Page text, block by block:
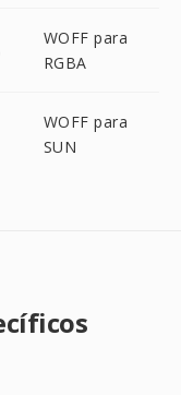
WOFF para
RGBA
WOFF para
SUN